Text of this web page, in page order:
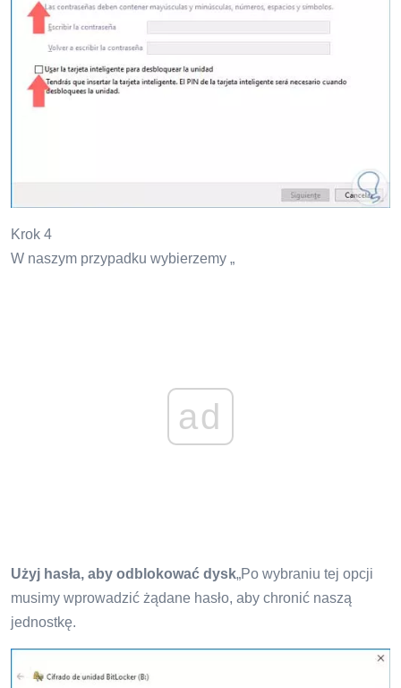
Krok 4
W naszym przypadku wybierzemy „
ad
Użyj hasła, aby odblokować dysk„Po wybraniu tej opcji
musimy wprowadzić żądane hasło, aby chronić naszą
jednostkę.